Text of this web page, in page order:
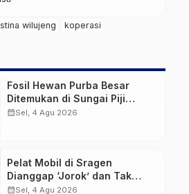
wilujeng
koperasi
Fosil Hewan Purba Besar
Ditemukan di Sungai Piji
Kudus
calendar_monthSel, 4 Agu 2026
Pelat Mobil di Sragen
Dianggap ‘Jorok’ dan Tak
Sesuai Standar, Pengemudi
calendar_monthSel, 4 Agu 2026